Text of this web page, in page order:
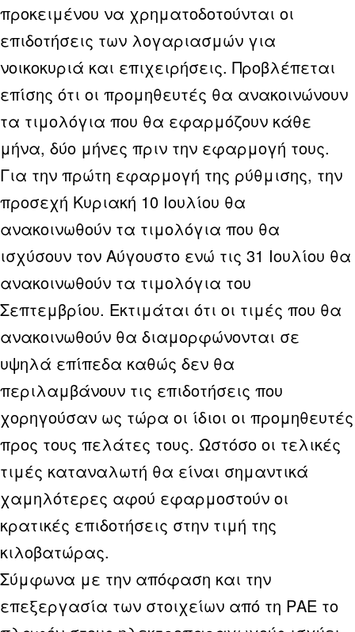
προκειμένου να χρηματοδοτούνται οι
επιδοτήσεις των λογαριασμών για
νοικοκυριά και επιχειρήσεις. Προβλέπεται
επίσης ότι οι προμηθευτές θα ανακοινώνουν
τα τιμολόγια που θα εφαρμόζουν κάθε
μήνα, δύο μήνες πριν την εφαρμογή τους.
Για την πρώτη εφαρμογή της ρύθμισης, την
προσεχή Κυριακή 10 Ιουλίου θα
ανακοινωθούν τα τιμολόγια που θα
ισχύσουν τον Αύγουστο ενώ τις 31 Ιουλίου θα
ανακοινωθούν τα τιμολόγια του
Σεπτεμβρίου. Εκτιμάται ότι οι τιμές που θα
ανακοινωθούν θα διαμορφώνονται σε
υψηλά επίπεδα καθώς δεν θα
περιλαμβάνουν τις επιδοτήσεις που
χορηγούσαν ως τώρα οι ίδιοι οι προμηθευτές
προς τους πελάτες τους. Ωστόσο οι τελικές
τιμές καταναλωτή θα είναι σημαντικά
χαμηλότερες αφού εφαρμοστούν οι
κρατικές επιδοτήσεις στην τιμή της
κιλοβατώρας.
Σύμφωνα με την απόφαση και την
επεξεργασία των στοιχείων από τη ΡΑΕ το